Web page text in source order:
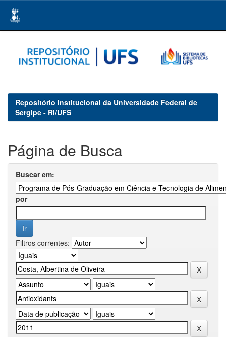
navigation
Repositório Institucional da Universidade Federal de
Sergipe - RI/UFS
Página de Busca
Buscar em:
por
Filtros correntes: